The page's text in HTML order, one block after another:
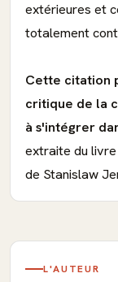
extérieures et
totalement
Cette citation
critique de la
à s'intégrer
extraite du livre
de Stanislaw
L'AUTEUR